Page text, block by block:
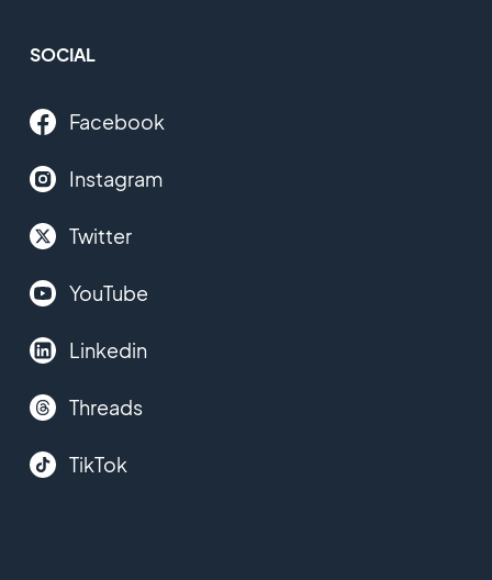
SOCIAL
Facebook
Instagram
Twitter
YouTube
Linkedin
Threads
TikTok